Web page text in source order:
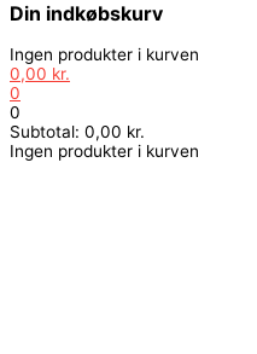
Din indkøbskurv
Ingen produkter i kurven
0,00 kr.
0
0
Subtotal: 0,00 kr.
Ingen produkter i kurven